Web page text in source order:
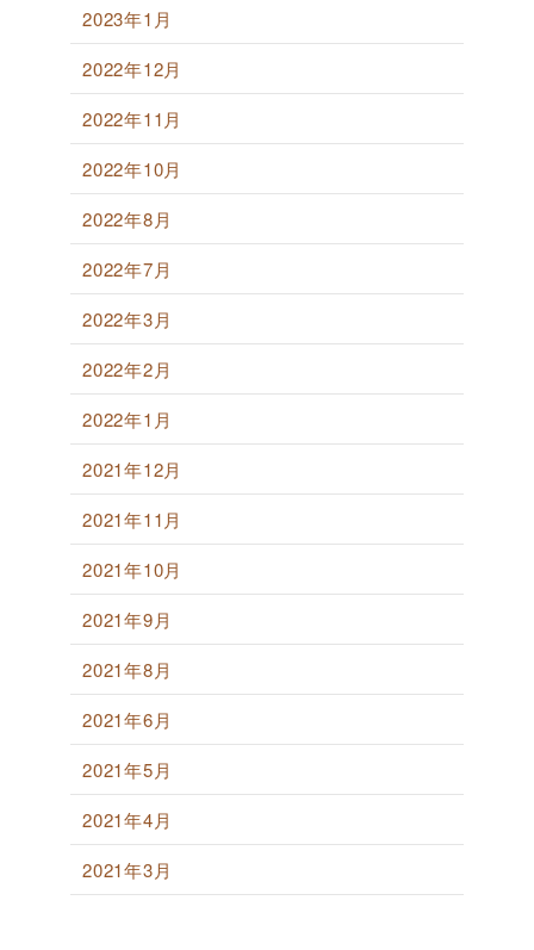
2023年1月
2022年12月
2022年11月
2022年10月
2022年8月
2022年7月
2022年3月
2022年2月
2022年1月
2021年12月
2021年11月
2021年10月
2021年9月
2021年8月
2021年6月
2021年5月
2021年4月
2021年3月